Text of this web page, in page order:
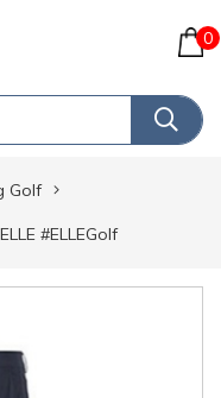
0
Golf
#ELLEGolf